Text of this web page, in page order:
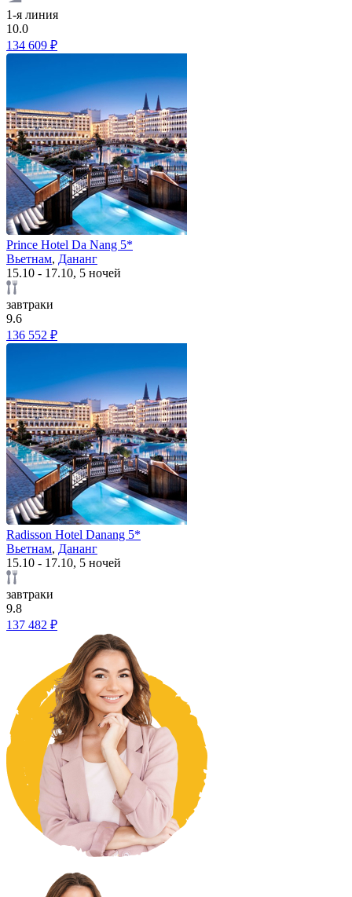
1-я линия
10.0
134 609 ₽
Prince Hotel Da Nang 5*
Вьетнам, Дананг
15.10 - 17.10, 5 ночей
завтраки
9.6
136 552 ₽
Radisson Hotel Danang 5*
Вьетнам, Дананг
15.10 - 17.10, 5 ночей
завтраки
9.8
137 482 ₽